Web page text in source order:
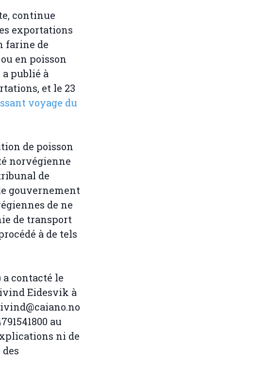
continue
exportations
farine de
en poisson
a publié à
et le 23
voyage du
de poisson
norvégienne
de
gouvernement
de ne
de transport
à de tels
a contacté le
Eidesvik à
au
ni de